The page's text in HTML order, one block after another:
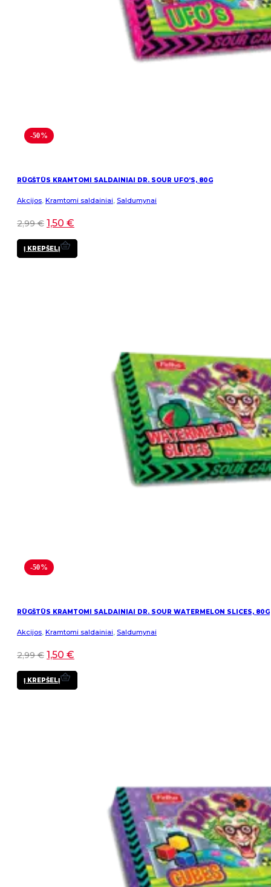
-50%
RŪGŠTŪS KRAMTOMI SALDAINIAI DR. SOUR UFO’S, 80G
Akcijos, Kramtomi saldainiai, Saldumynai
2,99€ 1,50 €
Į KREPŠELĮ
-50%
RŪGŠTŪS KRAMTOMI SALDAINIAI DR. SOUR WATERMELON SLICES, 80G
Akcijos, Kramtomi saldainiai, Saldumynai
2,99€ 1,50 €
Į KREPŠELĮ